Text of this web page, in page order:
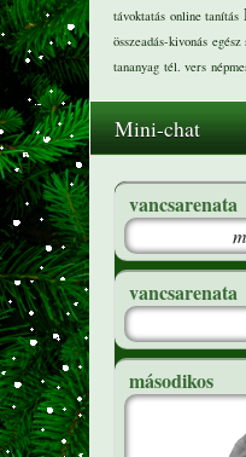
távoktatás online tanítás
összeadás-kivonás egész
tananyag tél. vers
Mini-chat